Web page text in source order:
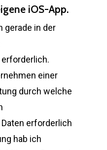
iOS-App.
gerade in der
einer
durch welche
erforderlich
hab ich